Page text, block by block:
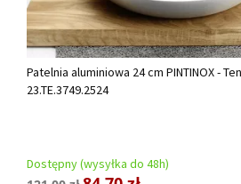
Patelnia aluminiowa 24 cm PINTINOX -
23.TE.3749.2524
Dostępny (wysyłka do 48h)